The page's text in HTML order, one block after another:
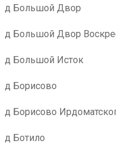
д Большой Двор
д Большой Двор
д Большой Исток
д Борисово
д Борисово
д Ботило